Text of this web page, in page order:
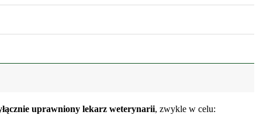
uprawniony lekarz weterynarii, zwykle w celu: